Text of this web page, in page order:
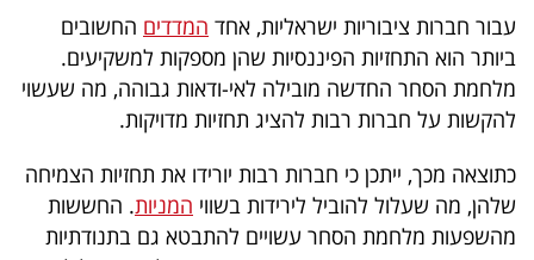
עקבו
אחרינו:
עבור חברות ציבוריות ישראליות, אחד המדדים החשובים
ביותר הוא התחזיות הפיננסיות שהן מספקות למשקיעים.
מלחמת הסחר החדשה מובילה לאי-ודאות גבוהה, מה שעשוי
להקשות על חברות רבות להציג תחזיות מדויקות.
כתוצאה מכך, ייתכן כי חברות רבות יורידו את תחזיות הצמיחה
שלהן, מה שעלול להוביל לירידות בשווי המניות. החששות
מהשפעות מלחמת הסחר עשויים להתבטא גם בתנודתיות